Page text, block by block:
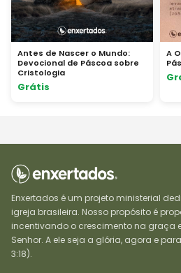
Antes de Nascer o Mundo:
Devocional de Páscoa sobre
Cristologia
Grátis
A
Enxertados é um projeto ministerial
igreja brasileira. Nosso propósito é
incentivando o crescimento na graça
Senhor. A ele seja a glória, agora e
3:18).